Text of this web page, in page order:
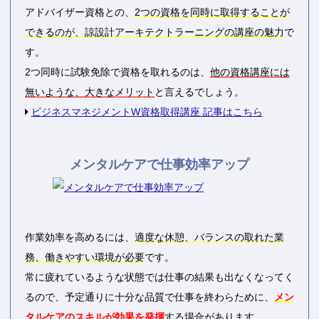
アドバイザー資格との、 2つの資格を同時に取得することが
できるのが、諒設計アーキテクトラーニングの講座の魅力で
す。
2つ同時に試験免除で資格を取れるのは、 他の資格講座には
無いような、大きなメリット と言えるでしょう。
ビジネスマネジメントW資格取得講座 記事はこちら
メンタルケアで仕事効率アップ
作業効率を高めるには、 適度な休憩、バランスの取れた業
務、働きやすい環境が必要です。
常に疲れているような状態では仕事の結果も出なくなってく
るので、予定通りに十分な品質で仕事を終わらために、
メン
タルケアのスキルが効果を発揮する場合があります。